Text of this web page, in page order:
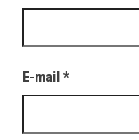
E-mail *